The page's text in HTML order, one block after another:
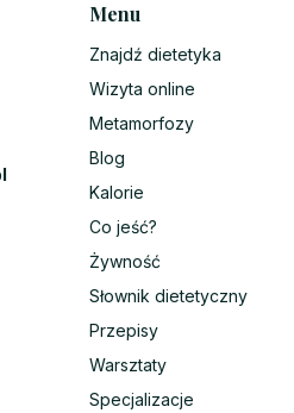
Menu
Znajdź dietetyka
Wizyta online
Metamorfozy
Blog
Kalorie
Co jeść?
Żywność
Słownik dietetyczny
Przepisy
Warsztaty
Specjalizacje